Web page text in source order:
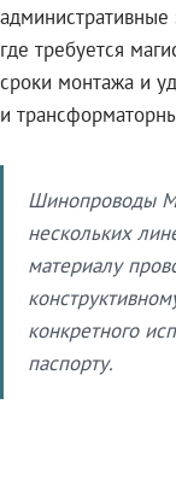
где требуется
сроки монтажа и
и
Шинопроводы
нескольких
материалу
конкретного
паспорту.